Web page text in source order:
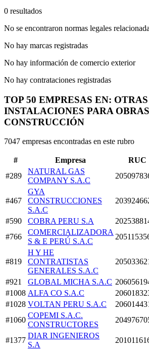
0 resultados
No se encontraron normas legales
No hay marcas registradas
No hay información de comercio exterior
No hay contrataciones registradas
TOP 50 EMPRESAS EN: OTRAS
INSTALACIONES PARA
CONSTRUCCIÓN
7047 empresas encontradas en este rubro
# Empresa RUC
#289
NATURAL GAS
COMPANY S.A.C
#467
GYA
CONSTRUCCIONES
S.A.C
#590 COBRA PERU S.A
#766
COMERCIALIZADORA
S & E PERÚ S.A.C
#819
H Y HE
CONTRATISTAS
GENERALES S.A.C
#921 GLOBAL MICHA S.A.C
#1008 ALFA CO S.A.C
#1028 VOLTAN PERU S.A.C
#1060
COPEMI S.A.C.
CONSTRUCTORES
#1377
DIAR INGENIEROS
S.A